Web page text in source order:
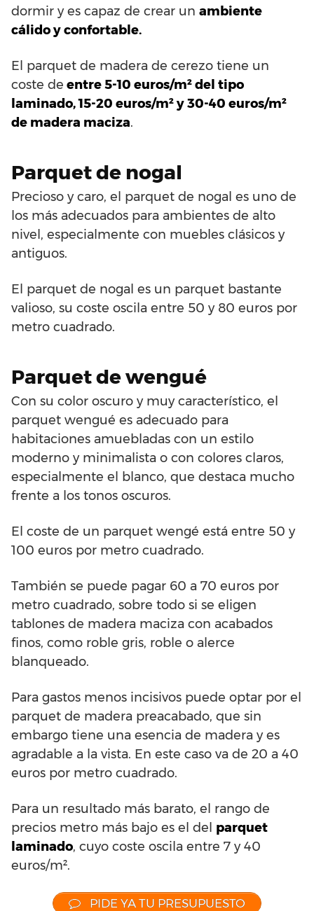
dormir y es capaz de crear un ambiente
cálido y confortable.
El parquet de madera de cerezo tiene un
coste de entre 5-10 euros/m² del tipo
laminado, 15-20 euros/m² y 30-40 euros/m²
de madera maciza.
Parquet de nogal
Precioso y caro, el parquet de nogal es uno de
los más adecuados para ambientes de alto
nivel, especialmente con muebles clásicos y
antiguos.
El parquet de nogal es un parquet bastante
valioso, su coste oscila entre 50 y 80 euros por
metro cuadrado.
Parquet de wengué
Con su color oscuro y muy característico, el
parquet wengué es adecuado para
habitaciones amuebladas con un estilo
moderno y minimalista o con colores claros,
especialmente el blanco, que destaca mucho
frente a los tonos oscuros.
El coste de un parquet wengé está entre 50 y
100 euros por metro cuadrado.
También se puede pagar 60 a 70 euros por
metro cuadrado, sobre todo si se eligen
tablones de madera maciza con acabados
finos, como roble gris, roble o alerce
blanqueado.
Para gastos menos incisivos puede optar por el
parquet de madera preacabado, que sin
embargo tiene una esencia de madera y es
agradable a la vista. En este caso va de 20 a 40
euros por metro cuadrado.
Para un resultado más barato, el rango de
precios metro más bajo es el del parquet
laminado, cuyo coste oscila entre 7 y 40
euros/m².
PIDE YA TU PRESUPUESTO